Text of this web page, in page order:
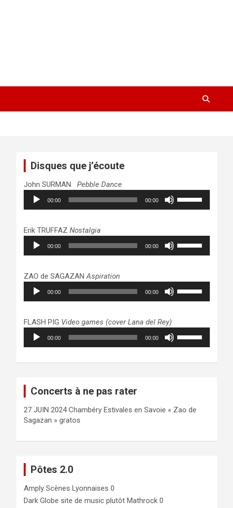
Disques que j’écoute
John SURMANPebble Dance
Lecteur
audio
00:00 00:00
pour
augmenter
ou
volume.
Erik TRUFFAZNostalgia
Lecteur
audio
00:00 00:00
pour
augmenter
ou
volume.
ZAO de SAGAZANAspiration
Lecteur
audio
00:00 00:00
pour
augmenter
ou
FLASH PIG Video games (cover Lana del Rey)
Lecteur
audio
00:00 00:00
haut/bas
le
Concerts à ne pas rater
27 JUIN 2024 Chambéry Estivales en Savoie « Zao de
Sagazan » gratos
Pôtes 2.0
Amply Scènes Lyonnaises 0
Dark Globe site de music plutôt Mathrock 0